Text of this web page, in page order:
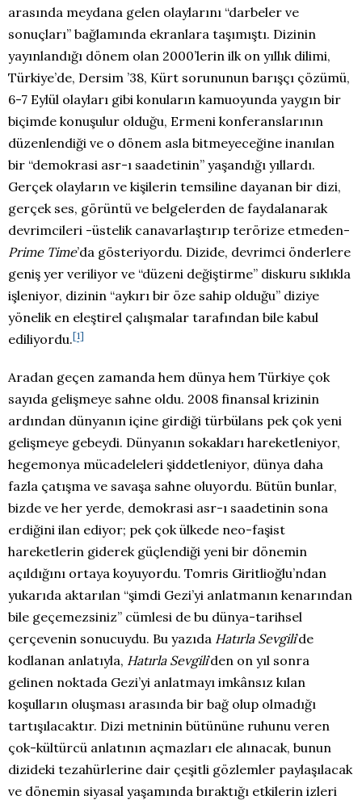
arasında meydana gelen olaylarını “darbeler ve
sonuçları” bağlamında ekranlara taşımıştı. Dizinin
yayınlandığı dönem olan 2000’lerin ilk on yıllık dilimi,
Türkiye’de, Dersim ’38, Kürt sorununun barışçı çözümü,
6-7 Eylül olayları gibi konuların kamuoyunda yaygın bir
biçimde konuşulur olduğu, Ermeni konferanslarının
düzenlendiği ve o dönem asla bitmeyeceğine inanılan
bir “demokrasi asr-ı saadetinin” yaşandığı yıllardı.
Gerçek olayların ve kişilerin temsiline dayanan bir dizi,
gerçek ses, görüntü ve belgelerden de faydalanarak
devrimcileri -üstelik canavarlaştırıp terörize etmeden-
Prime Time’da gösteriyordu. Dizide, devrimci önderlere
geniş yer veriliyor ve “düzeni değiştirme” diskuru sıklıkla
işleniyor, dizinin “aykırı bir öze sahip olduğu” diziye
yönelik en eleştirel çalışmalar tarafından bile kabul
ediliyordu.[1]
Aradan geçen zamanda hem dünya hem Türkiye çok
sayıda gelişmeye sahne oldu. 2008 finansal krizinin
ardından dünyanın içine girdiği türbülans pek çok yeni
gelişmeye gebeydi. Dünyanın sokakları hareketleniyor,
hegemonya mücadeleleri şiddetleniyor, dünya daha
fazla çatışma ve savaşa sahne oluyordu. Bütün bunlar,
bizde ve her yerde, demokrasi asr-ı saadetinin sona
erdiğini ilan ediyor; pek çok ülkede neo-faşist
hareketlerin giderek güçlendiği yeni bir dönemin
açıldığını ortaya koyuyordu. Tomris Giritlioğlu’ndan
yukarıda aktarılan “şimdi Gezi’yi anlatmanın kenarından
bile geçemezsiniz” cümlesi de bu dünya-tarihsel
çerçevenin sonucuydu. Bu yazıda Hatırla Sevgili’de
kodlanan anlatıyla, Hatırla Sevgili’den on yıl sonra
gelinen noktada Gezi’yi anlatmayı imkânsız kılan
koşulların oluşması arasında bir bağ olup olmadığı
tartışılacaktır. Dizi metninin bütününe ruhunu veren
çok-kültürcü anlatının açmazları ele alınacak, bunun
dizideki tezahürlerine dair çeşitli gözlemler paylaşılacak
ve dönemin siyasal yaşamında bıraktığı etkilerin izleri